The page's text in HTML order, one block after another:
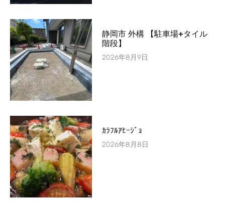
静岡市 外構 【駐車場+タイル
階段】
2026年8月9日
ｶﾗﾌﾙｱﾋｰｼﾞｮ
2026年8月8日